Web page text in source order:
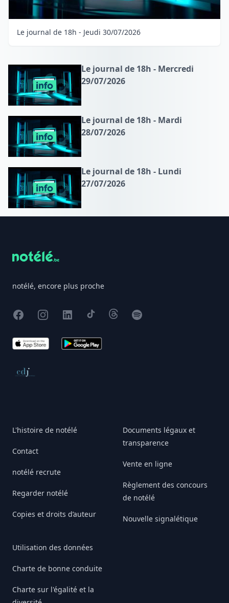
Le journal de 18h - Jeudi 30/07/2026
Le journal de 18h - Mercredi
29/07/2026
Le journal de 18h - Mardi
28/07/2026
Le journal de 18h - Lundi
27/07/2026
notélé, encore plus proche
FacebookInstagram
X TikTokThreadsSpotify
App Store Google Play
Conseil de déontologie journalistique
L'histoire de notélé
Contact
notélé recrute
Regarder notélé
Copies et droits d’auteur
Utilisation des données
Charte de bonne conduite
Charte sur l'égalité et la
Documents légaux et
transparence
Vente en ligne
Règlement des concours
de notélé
Nouvelle signalétique